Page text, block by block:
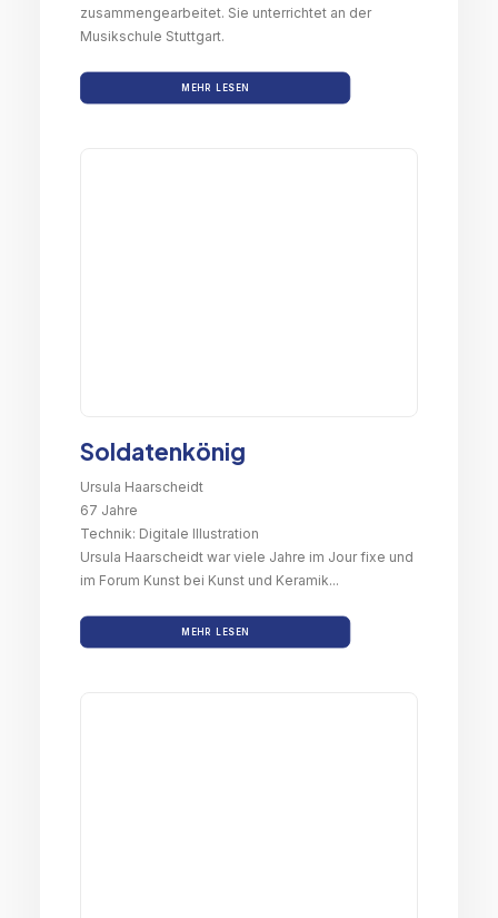
zusammengearbeitet. Sie unterrichtet an der
Musikschule Stuttgart.
MEHR LESEN
Soldatenkönig
Ursula Haarscheidt
67 Jahre
Technik: Digitale Illustration
Ursula Haarscheidt war viele Jahre im Jour fixe und
im Forum Kunst bei Kunst und Keramik...
MEHR LESEN